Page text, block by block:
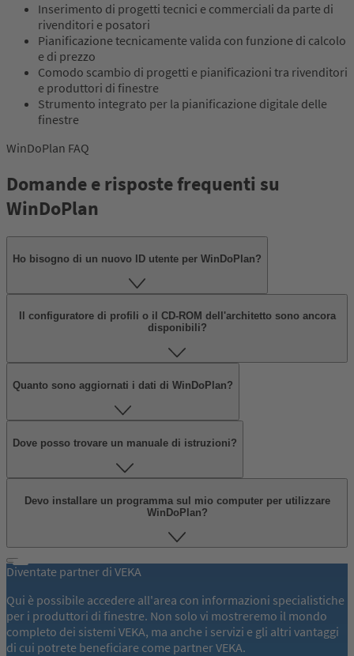
Inserimento di progetti tecnici e commerciali da parte di
rivenditori e posatori
Pianificazione tecnicamente valida con funzione di calcolo
e di prezzo
Comodo scambio di progetti e pianificazioni tra rivenditori
e produttori di finestre
Strumento integrato per la pianificazione digitale delle
finestre
WinDoPlan FAQ
Domande e risposte frequenti su
WinDoPlan
Ho bisogno di un nuovo ID utente per WinDoPlan?
Il configuratore di profili o il CD-ROM dell'architetto sono ancora
disponibili?
Quanto sono aggiornati i dati di WinDoPlan?
Dove posso trovare un manuale di istruzioni?
Devo installare un programma sul mio computer per utilizzare
WinDoPlan?
Diventate partner di VEKA
Qui è possibile accedere all'area con informazioni specialistiche
per i produttori di finestre. Non solo vi mostreremo il mondo
completo dei sistemi VEKA, ma anche i servizi e gli altri vantaggi
di cui potrete beneficiare come partner VEKA.